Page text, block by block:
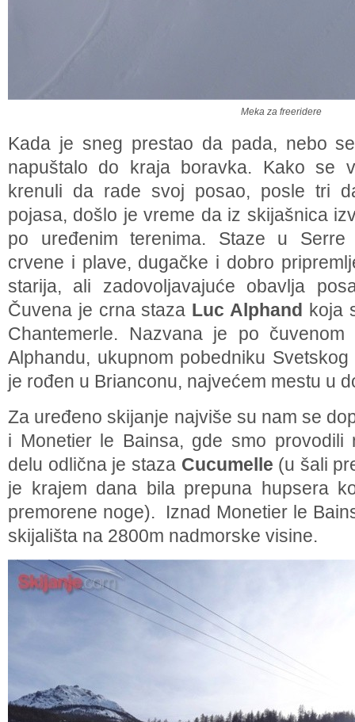
Meka za freeridere
Kada je sneg prestao da pada, nebo
napuštalo do kraja boravka. Kako se
krenuli da rade svoj posao, posle tri
pojasa, došlo je vreme da iz skijašnica
po uređenim terenima. Staze u Serre
crvene i plave, dugačke i dobro
starija, ali zadovoljavajuće obavlja
Čuvena je crna staza Luc Alphand koja
Chantemerle. Nazvana je po
Alphandu, ukupnom pobedniku
je rođen u Brianconu, najvećem mestu u
Za uređeno skijanje najviše su nam se
i Monetier le Bainsa, gde smo provodili
delu odlična je staza Cucumelle (u šali
je krajem dana bila prepuna hupsera
premorene noge). Iznad Monetier le
skijališta na 2800m nadmorske visine.